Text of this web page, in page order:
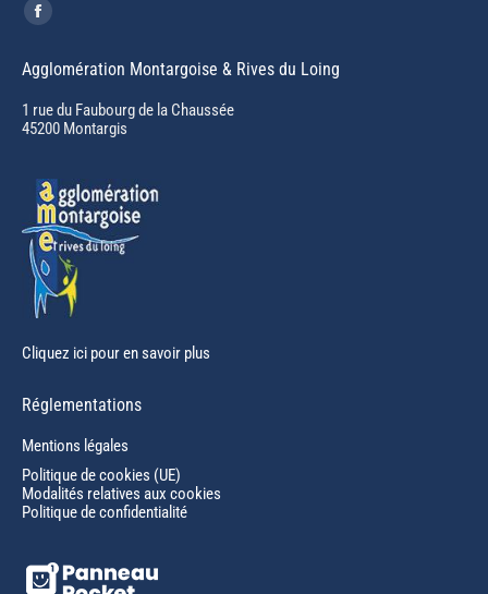
Facebook
opens
in
new
Agglomération Montargoise & Rives du Loing
1 rue du Faubourg de la Chaussée
45200 Montargis
Cliquez ici pour en savoir plus
Réglementations
Mentions légales
Politique de cookies (UE)
Modalités relatives aux cookies
Politique de confidentialité